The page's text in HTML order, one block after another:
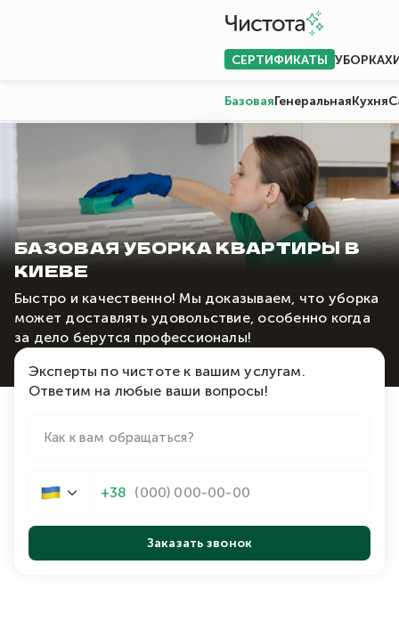
СЕРТИФИКАТЫ УБОРКА
БазоваяГенеральнаяКухня
БАЗОВАЯ УБОРКА КВАРТИРЫ В
КИЕВЕ
Быстро и качественно! Мы доказываем, что уборка
может доставлять удовольствие, особенно когда
за дело берутся профессионалы!
Эксперты по чистоте к вашим услугам.
Ответим на любые ваши вопросы!
+38